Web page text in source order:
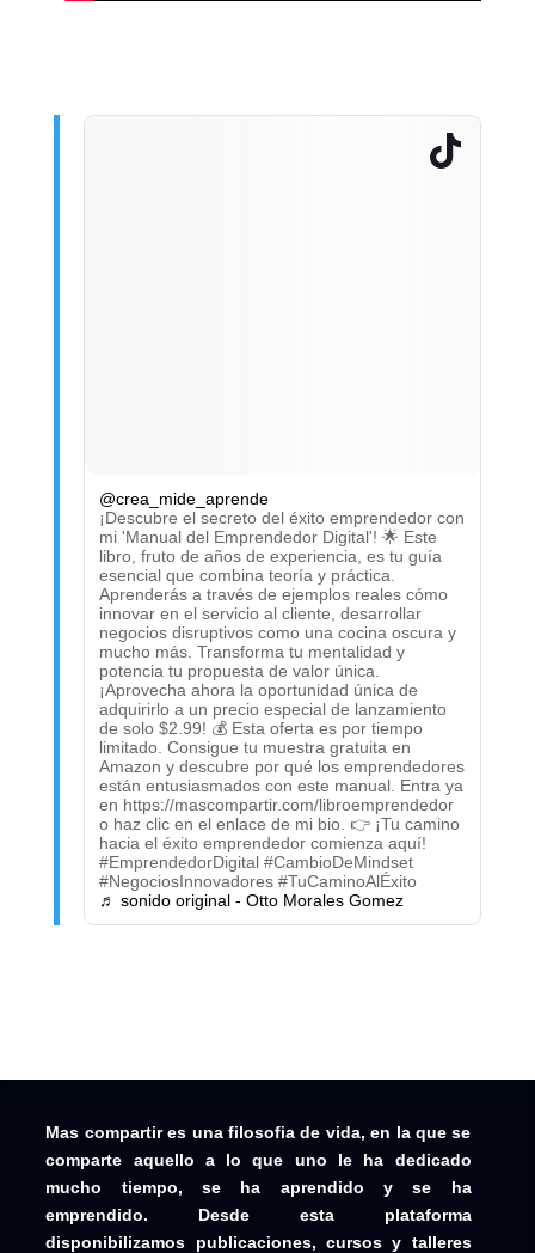
@crea_mide_aprende
¡Descubre el secreto del éxito emprendedor con
mi 'Manual del Emprendedor Digital'! 🌟 Este
libro, fruto de años de experiencia, es tu guía
esencial que combina teoría y práctica.
Aprenderás a través de ejemplos reales cómo
innovar en el servicio al cliente, desarrollar
negocios disruptivos como una cocina oscura y
mucho más. Transforma tu mentalidad y
potencia tu propuesta de valor única.
¡Aprovecha ahora la oportunidad única de
adquirirlo a un precio especial de lanzamiento
de solo $2.99! 💰 Esta oferta es por tiempo
limitado. Consigue tu muestra gratuita en
Amazon y descubre por qué los emprendedores
están entusiasmados con este manual. Entra ya
en https://mascompartir.com/libroemprendedor
o haz clic en el enlace de mi bio. 👉 ¡Tu camino
hacia el éxito emprendedor comienza aquí!
#EmprendedorDigital #CambioDeMindset
#NegociosInnovadores #TuCaminoAlÉxito
♬ sonido original - Otto Morales Gomez
Mas compartir es una filosofia de vida, en la que se
comparte aquello a lo que uno le ha dedicado
mucho tiempo, se ha aprendido y se ha
emprendido. Desde esta plataforma
disponibilizamos publicaciones, cursos y talleres